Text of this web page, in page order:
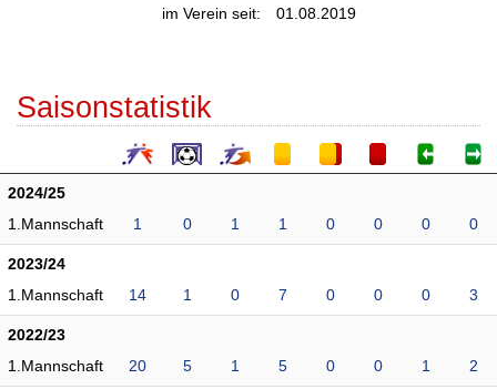
im Verein seit:
01.08.2019
Saisonstatistik
2024/25
1.Mannschaft
1 0 1 1 0 0 0 0
2023/24
1.Mannschaft
14 1 0 7 0 0 0 3
2022/23
1.Mannschaft
20 5 1 5 0 0 1 2